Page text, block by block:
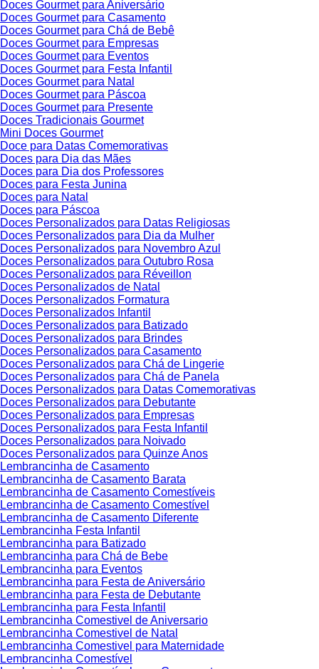
Doces Gourmet para Aniversário
Doces Gourmet para Casamento
Doces Gourmet para Chá de Bebê
Doces Gourmet para Empresas
Doces Gourmet para Eventos
Doces Gourmet para Festa Infantil
Doces Gourmet para Natal
Doces Gourmet para Páscoa
Doces Gourmet para Presente
Doces Tradicionais Gourmet
Mini Doces Gourmet
Doce para Datas Comemorativas
Doces para Dia das Mães
Doces para Dia dos Professores
Doces para Festa Junina
Doces para Natal
Doces para Páscoa
Doces Personalizados para Datas Religiosas
Doces Personalizados para Dia da Mulher
Doces Personalizados para Novembro Azul
Doces Personalizados para Outubro Rosa
Doces Personalizados para Réveillon
Doces Personalizados de Natal
Doces Personalizados Formatura
Doces Personalizados Infantil
Doces Personalizados para Batizado
Doces Personalizados para Brindes
Doces Personalizados para Casamento
Doces Personalizados para Chá de Lingerie
Doces Personalizados para Chá de Panela
Doces Personalizados para Datas Comemorativas
Doces Personalizados para Debutante
Doces Personalizados para Empresas
Doces Personalizados para Festa Infantil
Doces Personalizados para Noivado
Doces Personalizados para Quinze Anos
Lembrancinha de Casamento
Lembrancinha de Casamento Barata
Lembrancinha de Casamento Comestíveis
Lembrancinha de Casamento Comestível
Lembrancinha de Casamento Diferente
Lembrancinha Festa Infantil
Lembrancinha para Batizado
Lembrancinha para Chá de Bebe
Lembrancinha para Eventos
Lembrancinha para Festa de Aniversário
Lembrancinha para Festa de Debutante
Lembrancinha para Festa Infantil
Lembrancinha Comestivel de Aniversario
Lembrancinha Comestivel de Natal
Lembrancinha Comestivel para Maternidade
Lembrancinha Comestível